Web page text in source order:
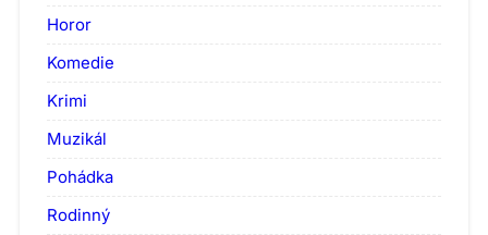
Horor
Komedie
Krimi
Muzikál
Pohádka
Rodinný